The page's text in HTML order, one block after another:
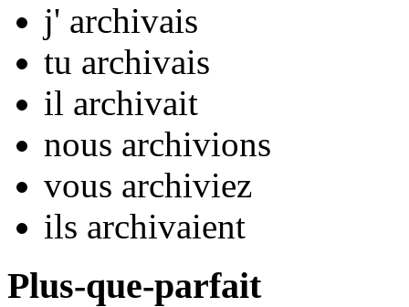
j' archivais
tu archivais
il archivait
nous archivions
vous archiviez
ils archivaient
Plus-que-parfait